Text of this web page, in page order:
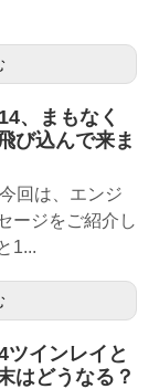
、まもなく
び込んで来ま
回は、エンジ
ージをご紹介し
1...
ツインレイと
はどうなる？